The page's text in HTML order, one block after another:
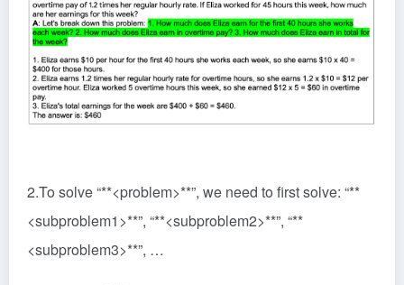
2.To solve “**<problem>**”, we need to first solve: “**
<subproblem1>**”, “**<subproblem2>**”, “**
<subproblem3>**”, …